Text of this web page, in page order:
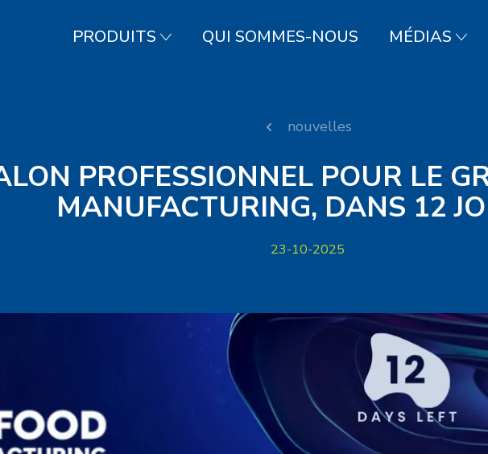
PRODUITS QUI SOMMES-NOUS MÉDIAS
nouvelles
PROFESSIONNEL POUR LE
MANUFACTURING, DANS 12
23-10-2025